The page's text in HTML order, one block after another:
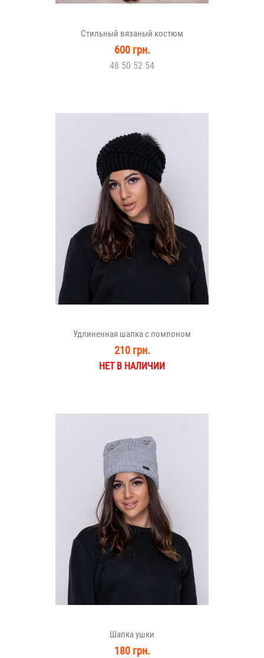
Стильный вязаный костюм
600 грн.
48 50 52 54
Удлиненная шапка с помпоном
210 грн.
НЕТ В НАЛИЧИИ
Шапка ушки
180 грн.